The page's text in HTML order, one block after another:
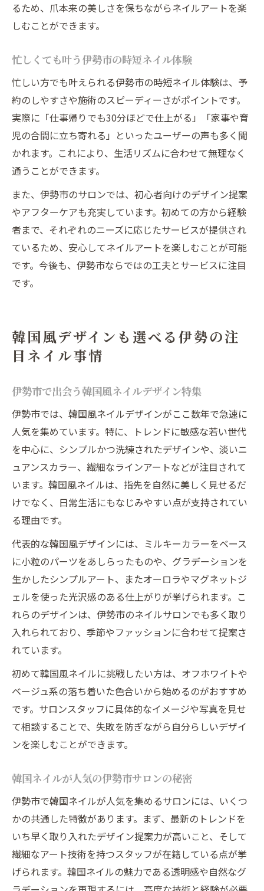
るため、爪本来の美しさを保ちながらネイルアートを楽
しむことができます。
忙しくても叶う伊勢市の時短ネイル体験
忙しい方でも叶えられる伊勢市の時短ネイル体験は、予
約のしやすさや施術のスピーディーさがポイントです。
実際に「仕事帰りでも30分ほどで仕上がる」「家事や育
児の合間に立ち寄れる」といったユーザーの声も多く聞
かれます。これにより、生活リズムに合わせて無理なく
通うことができます。
また、伊勢市のサロンでは、初心者向けのデザイン提案
やアフターケアも充実しています。初めての方から経験
者まで、それぞれのニーズに応じたサービスが提供され
ているため、安心してネイルアートを楽しむことが可能
です。今後も、伊勢市ならではの工夫とサービスに注目
です。
韓国風デザインも選べる伊勢の注
目ネイル事情
伊勢市で出会う韓国風ネイルデザイン特集
伊勢市では、韓国風ネイルデザインがここ数年で急速に
人気を集めています。特に、トレンドに敏感な若い世代
を中心に、シンプルかつ洗練されたデザインや、淡いニ
ュアンスカラー、繊細なラインアートなどが注目されて
います。韓国風ネイルは、指先を自然に美しく見せるだ
けでなく、日常生活にもなじみやすい点が支持されてい
る理由です。
代表的な韓国風デザインには、ミルキーカラーをベース
に小粒のパーツをあしらったものや、グラデーションを
生かしたシンプルアート、またオーロラやマグネットジ
ェルを使った光沢感のある仕上がりが挙げられます。こ
れらのデザインは、伊勢市のネイルサロンでも多く取り
入れられており、季節やファッションに合わせて提案さ
れています。
初めて韓国風ネイルに挑戦したい方は、オフホワイトや
ベージュ系の落ち着いた色合いから始めるのがおすすめ
です。サロンスタッフに具体的なイメージや写真を見せ
て相談することで、失敗を防ぎながら自分らしいデザイ
ンを楽しむことができます。
韓国ネイルが人気の伊勢市サロンの秘密
伊勢市で韓国ネイルが人気を集めるサロンには、いくつ
かの共通した特徴があります。まず、最新のトレンドを
いち早く取り入れたデザイン提案力が高いこと、そして
繊細なアート技術を持つスタッフが在籍している点が挙
げられます。韓国ネイルの魅力である透明感や自然なグ